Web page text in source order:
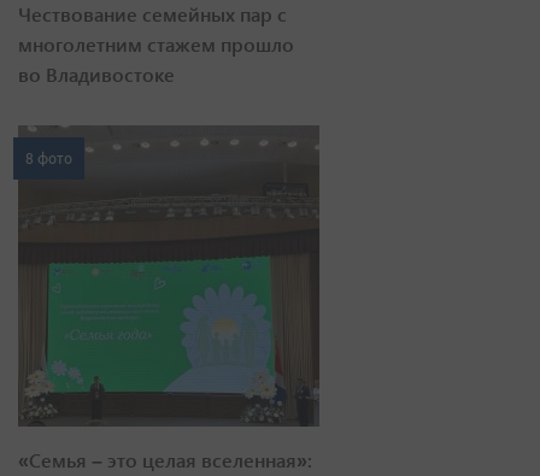
Чествование семейных пар с
многолетним стажем прошло
во Владивостоке
8 фото
«Семья – это целая вселенная»: